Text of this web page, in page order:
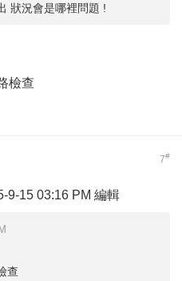
狀況會是哪裡問題 !
檢查
7#
9-15 03:16 PM 編輯
查